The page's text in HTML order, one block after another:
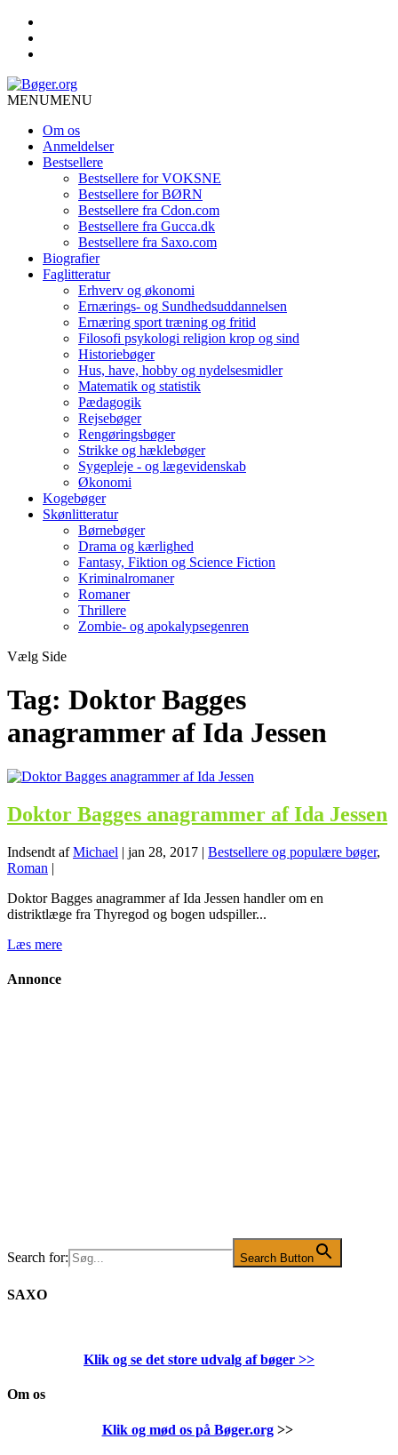
MENUMENU
Om os
Anmeldelser
Bestsellere
Bestsellere for VOKSNE
Bestsellere for BØRN
Bestsellere fra Cdon.com
Bestsellere fra Gucca.dk
Bestsellere fra Saxo.com
Biografier
Faglitteratur
Erhverv og økonomi
Ernærings- og Sundhedsuddannelsen
Ernæring sport træning og fritid
Filosofi psykologi religion krop og sind
Historiebøger
Hus, have, hobby og nydelsesmidler
Matematik og statistik
Pædagogik
Rejsebøger
Rengøringsbøger
Strikke og hæklebøger
Sygepleje - og lægevidenskab
Økonomi
Kogebøger
Skønlitteratur
Børnebøger
Drama og kærlighed
Fantasy, Fiktion og Science Fiction
Kriminalromaner
Romaner
Thrillere
Zombie- og apokalypsegenren
Vælg Side
Tag: Doktor Bagges
anagrammer af Ida Jessen
Doktor Bagges anagrammer af Ida Jessen
Indsendt afMichael | jan 28, 2017 | Bestsellere og populære bøger,
Roman |
Doktor Bagges anagrammer af Ida Jessen handler om en
distriktlæge fra Thyregod og bogen udspiller...
Læs mere
Annonce
Search for: Search Button
SAXO
Klik og se det store udvalg af bøger >>
Om os
Klik og mød os på Bøger.org>>